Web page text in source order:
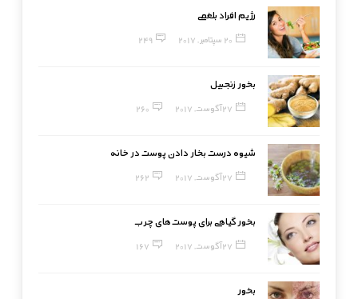
رژیم افراد بلغمی
20 سپتامبر, 2017 249
بخور زنجبیل
27 آگوست, 2017 260
شیوه درست بخار دادن پوست در خانه
27 آگوست, 2017 262
بخور گیاهی برای پوست‌های چرب
27 آگوست, 2017 167
بخور